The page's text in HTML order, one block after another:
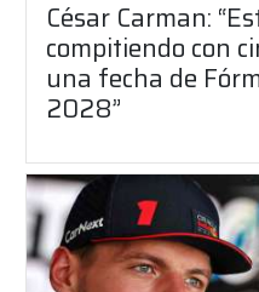
César Carman:
compitiendo con
una fecha de
2028”